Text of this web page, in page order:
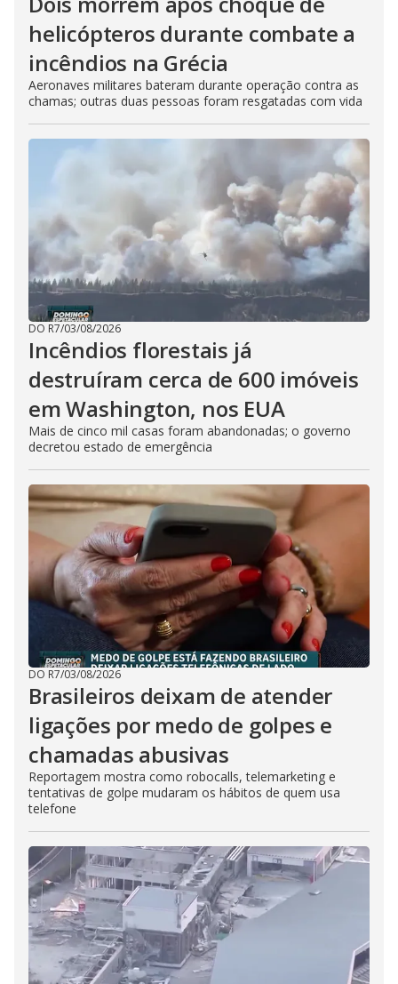
helicópteros durante combate a
incêndios na Grécia
Aeronaves militares bateram durante operação contra as
chamas; outras duas pessoas foram resgatadas com vida
DO R7/03/08/2026
Incêndios florestais já
destruíram cerca de 600 imóveis
em Washington, nos EUA
Mais de cinco mil casas foram abandonadas; o governo
decretou estado de emergência
DO R7/03/08/2026
Brasileiros deixam de atender
ligações por medo de golpes e
chamadas abusivas
Reportagem mostra como robocalls, telemarketing e
tentativas de golpe mudaram os hábitos de quem usa
telefone